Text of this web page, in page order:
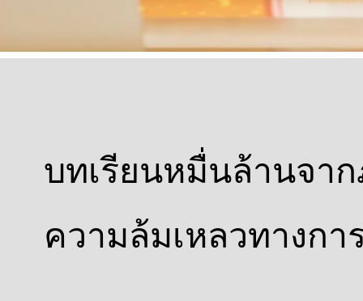
บทเรียนหมื่นล้านจา
ความล้มเหลวทางกา